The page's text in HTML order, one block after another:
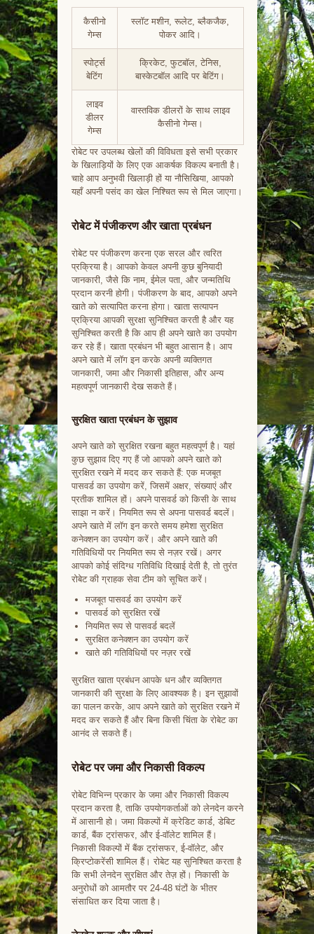
कैसीनो
गेम्स
स्लॉट मशीन, रूलेट, ब्लैकजैक,
पोकर आदि।
स्पोर्ट्स
बेटिंग
क्रिकेट, फुटबॉल, टेनिस,
बास्केटबॉल आदि पर बेटिंग।
लाइव
डीलर
गेम्स
वास्तविक डीलरों के साथ लाइव
कैसीनो गेम्स।
रोबेट पर उपलब्ध खेलों की विविधता इसे सभी प्रकार
के खिलाड़ियों के लिए एक आकर्षक विकल्प बनाती है।
चाहे आप अनुभवी खिलाड़ी हों या नौसिखिया, आपको
यहाँ अपनी पसंद का खेल निश्चित रूप से मिल जाएगा।
रोबेट में पंजीकरण और खाता प्रबंधन
रोबेट पर पंजीकरण करना एक सरल और त्वरित
प्रक्रिया है। आपको केवल अपनी कुछ बुनियादी
जानकारी, जैसे कि नाम, ईमेल पता, और जन्मतिथि
प्रदान करनी होगी। पंजीकरण के बाद, आपको अपने
खाते को सत्यापित करना होगा। खाता सत्यापन
प्रक्रिया आपकी सुरक्षा सुनिश्चित करती है और यह
सुनिश्चित करती है कि आप ही अपने खाते का उपयोग
कर रहे हैं। खाता प्रबंधन भी बहुत आसान है। आप
अपने खाते में लॉग इन करके अपनी व्यक्तिगत
जानकारी, जमा और निकासी इतिहास, और अन्य
महत्वपूर्ण जानकारी देख सकते हैं।
सुरक्षित खाता प्रबंधन के सुझाव
अपने खाते को सुरक्षित रखना बहुत महत्वपूर्ण है। यहां
कुछ सुझाव दिए गए हैं जो आपको अपने खाते को
सुरक्षित रखने में मदद कर सकते हैं: एक मजबूत
पासवर्ड का उपयोग करें, जिसमें अक्षर, संख्याएं और
प्रतीक शामिल हों। अपने पासवर्ड को किसी के साथ
साझा न करें। नियमित रूप से अपना पासवर्ड बदलें।
अपने खाते में लॉग इन करते समय हमेशा सुरक्षित
कनेक्शन का उपयोग करें। और अपने खाते की
गतिविधियों पर नियमित रूप से नज़र रखें। अगर
आपको कोई संदिग्ध गतिविधि दिखाई देती है, तो तुरंत
रोबेट की ग्राहक सेवा टीम को सूचित करें।
मजबूत पासवर्ड का उपयोग करें
पासवर्ड को सुरक्षित रखें
नियमित रूप से पासवर्ड बदलें
सुरक्षित कनेक्शन का उपयोग करें
खाते की गतिविधियों पर नज़र रखें
सुरक्षित खाता प्रबंधन आपके धन और व्यक्तिगत
जानकारी की सुरक्षा के लिए आवश्यक है। इन सुझावों
का पालन करके, आप अपने खाते को सुरक्षित रखने में
मदद कर सकते हैं और बिना किसी चिंता के रोबेट का
आनंद ले सकते हैं।
रोबेट पर जमा और निकासी विकल्प
रोबेट विभिन्न प्रकार के जमा और निकासी विकल्प
प्रदान करता है, ताकि उपयोगकर्ताओं को लेनदेन करने
में आसानी हो। जमा विकल्पों में क्रेडिट कार्ड, डेबिट
कार्ड, बैंक ट्रांसफर, और ई-वॉलेट शामिल हैं।
निकासी विकल्पों में बैंक ट्रांसफर, ई-वॉलेट, और
क्रिप्टोकरेंसी शामिल हैं। रोबेट यह सुनिश्चित करता है
कि सभी लेनदेन सुरक्षित और तेज़ हों। निकासी के
अनुरोधों को आमतौर पर 24-48 घंटों के भीतर
संसाधित कर दिया जाता है।